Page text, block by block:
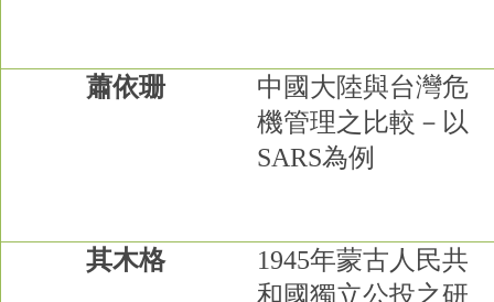
蕭依珊
中國大陸與台灣危
機管理之比較－以
SARS為例
其木格 1945年蒙古人民共
和國獨立公投之研